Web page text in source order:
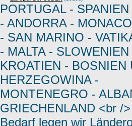
PORTUGAL -
- ANDORRA -
- SAN MARINO -
- MALTA - SLOWENIEN
KROATIEN - BOSNIEN
HERZEGOWINA -
MONTENEGRO -
GRIECHENLAND <br /
Bedarf legen wir